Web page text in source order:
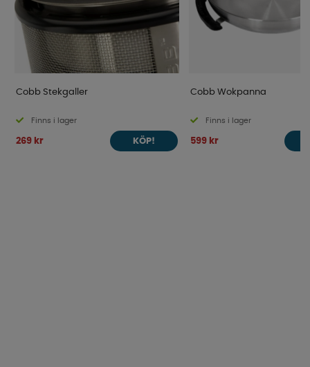
Cobb Stekgaller
Finns i lager
269 kr KÖP!
Cobb Wokpanna
Finns i lager
599 kr